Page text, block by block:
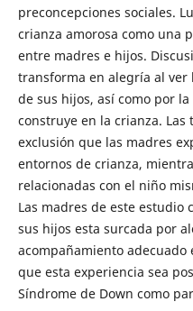
preconcepciones sociales.
crianza amorosa como una
entre madres e hijos.
transforma en alegría al ver
de sus hijos, así como por
construye en la crianza. Las
exclusión que las madres
entornos de crianza,
relacionadas con el niño
Las madres de este estudio
sus hijos esta surcada por
acompañamiento
que esta experiencia sea
Síndrome de Down como